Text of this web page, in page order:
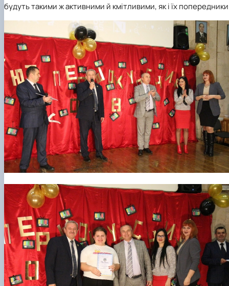
будуть такими ж активними й кмітливими, як і їх